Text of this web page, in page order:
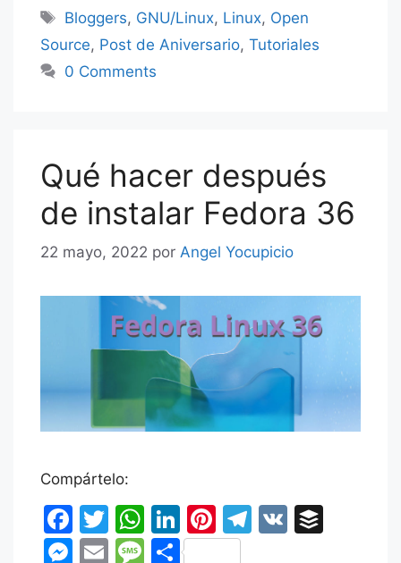
Etiquetas
Bloggers, GNU/Linux, Linux, Open
Source, Post de Aniversario, Tutoriales
0 Comments
Qué hacer después
de instalar Fedora 36
22 mayo, 2022 por Angel Yocupicio
Compártelo:
F
a
T
w
W
h
Li
n
Pi
nt
T
V
M E
M C